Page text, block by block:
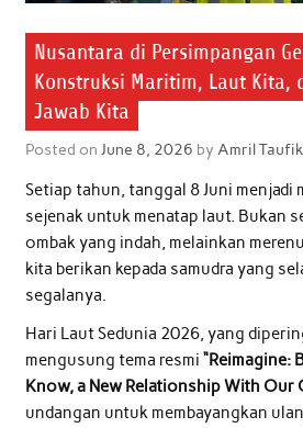
Nusantara di Persimpangan
Konstruksi Maritim, Laut Kita,
Jawab Kita
Posted on June 8, 2026 by Amril
Setiap tahun, tanggal 8 Juni menjadi
sejenak untuk menatap laut. Bukan
ombak yang indah, melainkan
kita berikan kepada samudra yang
segalanya.
Hari Laut Sedunia 2026, yang
mengusung tema resmi “Reimagine:
Know, a New Relationship With Our
undangan untuk membayangkan